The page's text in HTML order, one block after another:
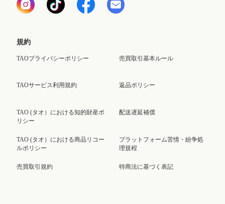
規約
TAOプライバシーポリシー
TAOサービス利用規約
TAO (タオ）における知的財産ポ
リシー
TAO (タオ）における商品リコー
ルポリシー
売買取引規約
売買取引基本ルール
返品ポリシー
配送遅延補償
プラットフォーム苦情・紛争処
理規程
特商法に基づく表記